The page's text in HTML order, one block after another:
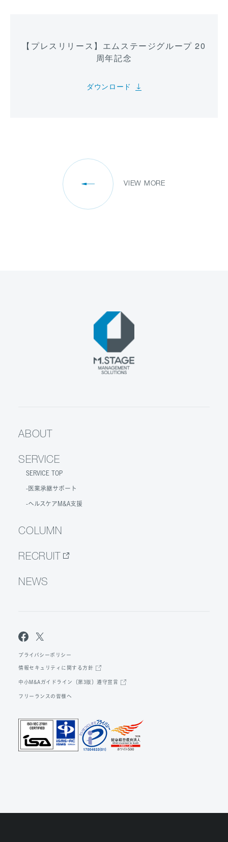
【プレスリリース】エムステージグループ 20
周年記念
ダウンロード
VIEW MORE
ABOUT
SERVICE
SERVICE TOP
医業承継サポート
ヘルスケアM&A支援
COLUMN
RECRUIT
NEWS
プライバシーポリシー
情報セキュリティに関する方針
中小M&Aガイドライン（第3版）遵守宣言
フリーランスの皆様へ